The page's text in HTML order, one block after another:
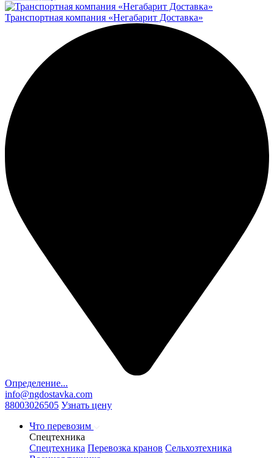
Транспортная компания «Негабарит Доставка»
Определение...
info@ngdostavka.com
88003026505 Узнать цену
Что перевозим
Спецтехника
Спецтехника Перевозка кранов Сельхозтехника